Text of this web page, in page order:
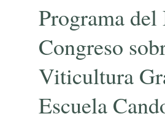
Programa
Congreso
Viticultura
Escuela